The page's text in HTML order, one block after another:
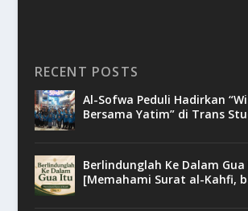
RECENT POSTS
Al-Sofwa Peduli Hadirkan
Bersama Yatim” di Trans
Berlindunglah Ke Dalam
[Memahami Surat al-Kahfi,